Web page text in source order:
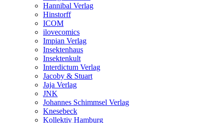
Hannibal Verlag
Hinstorff
ICOM
ilovecomics
Impian Verlag
Insektenhaus
Insektenkult
Interdictum Verlag
Jacoby & Stuart
Jaja Verlag
JNK
Johannes Schimmsel Verlag
Knesebeck
Kollektiv Hamburg